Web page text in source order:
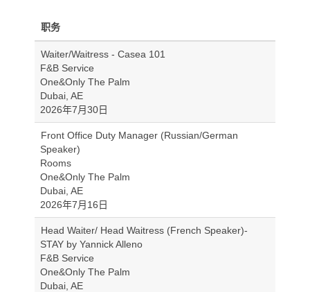
职务
Waiter/Waitress - Casea 101
F&B Service
One&Only The Palm
Dubai, AE
2026年7月30日
Front Office Duty Manager (Russian/German
Speaker)
Rooms
One&Only The Palm
Dubai, AE
2026年7月16日
Head Waiter/ Head Waitress (French Speaker)-
STAY by Yannick Alleno
F&B Service
One&Only The Palm
Dubai, AE